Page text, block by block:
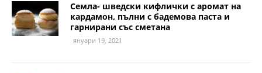
Семла- шведски кифлички с аромат на
кардамон, пълни с бадемова паста и
гарнирани със сметана
януари 19, 2021